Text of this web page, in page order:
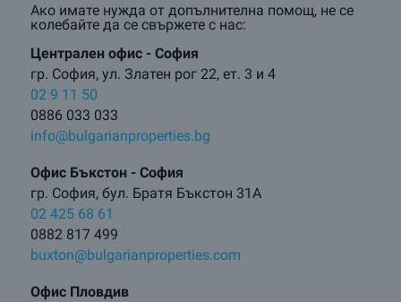
Ако имате нужда от допълнителна помощ, не се
колебайте да се свържете с нас:
Централен oфис - София
гр. София, ул. Златен рог 22, ет. 3 и 4
02 9 11 50
0886 033 033
info@bulgarianproperties.bg
Офис Бъкстон - София
гр. София, бул. Братя Бъкстон 31А
02 425 68 61
0882 817 499
buxton@bulgarianproperties.com
Офис Пловдив